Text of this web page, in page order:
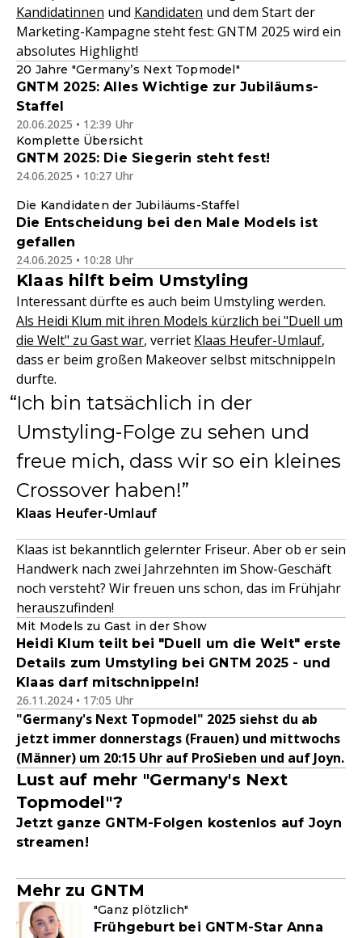
Kandidatinnen und Kandidaten und dem Start der
Marketing-Kampagne steht fest: GNTM 2025 wird ein
absolutes Highlight!
20 Jahre "Germany’s Next Topmodel"
GNTM 2025: Alles Wichtige zur Jubiläums-
Staffel
20.06.2025 • 12:39 Uhr
Komplette Übersicht
GNTM 2025: Die Siegerin steht fest!
24.06.2025 • 10:27 Uhr
Die Kandidaten der Jubiläums-Staffel
Die Entscheidung bei den Male Models ist
gefallen
24.06.2025 • 10:28 Uhr
Klaas hilft beim Umstyling
Interessant dürfte es auch beim Umstyling werden.
Als Heidi Klum mit ihren Models kürzlich bei "Duell um
die Welt" zu Gast war, verriet Klaas Heufer-Umlauf,
dass er beim großen Makeover selbst mitschnippeln
durfte.
Ich bin tatsächlich in der
Umstyling-Folge zu sehen und
freue mich, dass wir so ein kleines
Crossover haben!
Klaas Heufer-Umlauf
Klaas ist bekanntlich gelernter Friseur. Aber ob er sein
Handwerk nach zwei Jahrzehnten im Show-Geschäft
noch versteht? Wir freuen uns schon, das im Frühjahr
herauszufinden!
Mit Models zu Gast in der Show
Heidi Klum teilt bei "Duell um die Welt" erste
Details zum Umstyling bei GNTM 2025 - und
Klaas darf mitschnippeln!
26.11.2024 • 17:05 Uhr
"Germany's Next Topmodel" 2025 siehst du ab
jetzt immer donnerstags (Frauen) und mittwochs
(Männer) um 20:15 Uhr auf ProSieben und auf Joyn.
Lust auf mehr "Germany's Next
Topmodel"?
Jetzt ganze GNTM-Folgen kostenlos auf Joyn
streamen!
Mehr zu GNTM
"Ganz plötzlich"
Frühgeburt bei GNTM-Star Anna